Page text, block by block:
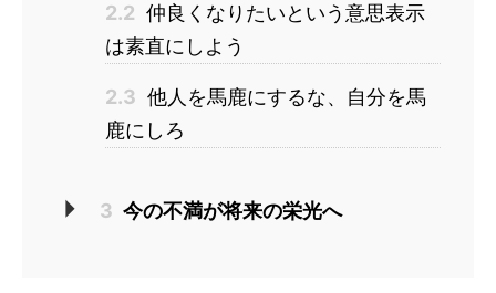
2.2 仲良くなりたいという意思表示
は素直にしよう
2.3 他人を馬鹿にするな、自分を馬
鹿にしろ
3 今の不満が将来の栄光へ